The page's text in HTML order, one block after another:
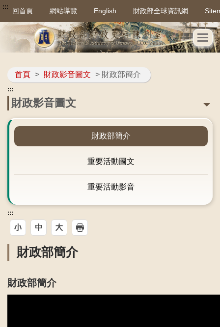
::: 回首頁 網站導覽 English 財政部全球資訊網
首頁 > 財政影音圖文 > 財政部簡介
:::
財政影音圖文
財政部簡介
重要活動圖文
重要活動影音
:::
財政部簡介
財政部簡介